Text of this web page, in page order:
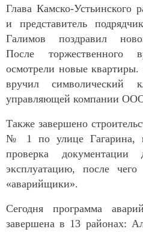
Глава Камско-Устьинского
и представитель
Галимов поздравил
После торжественного
осмотрели новые
вручил
управляющей компании
Также завершено
№ 1 по улице Гагарина,
проверка
эксплуатацию, после
«аварийщики».
Сегодня программа
завершена в 13 районах: